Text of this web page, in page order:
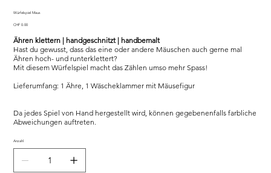
Würfelspiel Maus
Preis
CHF 0.00
Ähren klettern | handgeschnitzt | handbemalt
Hast du gewusst, dass das eine oder andere Mäuschen auch gerne mal
Ähren hoch- und runterklettert?
Mit diesem Würfelspiel macht das Zählen umso mehr Spass!
Lieferumfang: 1 Ähre, 1 Wäscheklammer mit Mäusefigur
Da jedes Spiel von Hand hergestellt wird, können gegebenenfalls farbliche
Abweichungen auftreten.
Anzahl